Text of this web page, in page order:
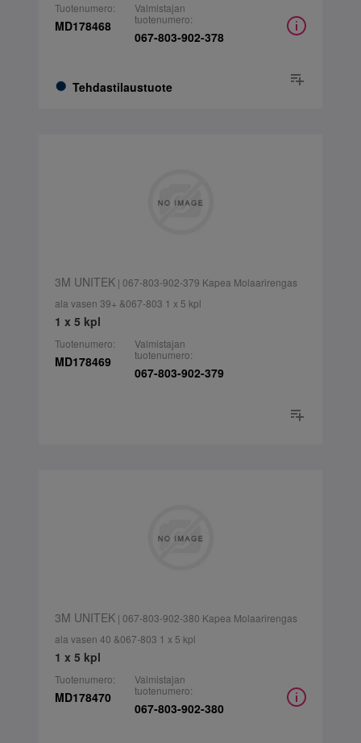
Tuotenumero:
MD178468
Tehdastilaustuote
Valmistajan
tuotenumero:
067-803-902-378
3M UNITEK| 067-803-902-379 Kapea Molaarirengas
ala vasen 39+ &067-803 1 x 5 kpl
1 x 5 kpl
Tuotenumero:
MD178469
Valmistajan
tuotenumero:
067-803-902-379
3M UNITEK| 067-803-902-380 Kapea Molaarirengas
ala vasen 40 &067-803 1 x 5 kpl
1 x 5 kpl
Tuotenumero:
MD178470
Valmistajan
tuotenumero:
067-803-902-380